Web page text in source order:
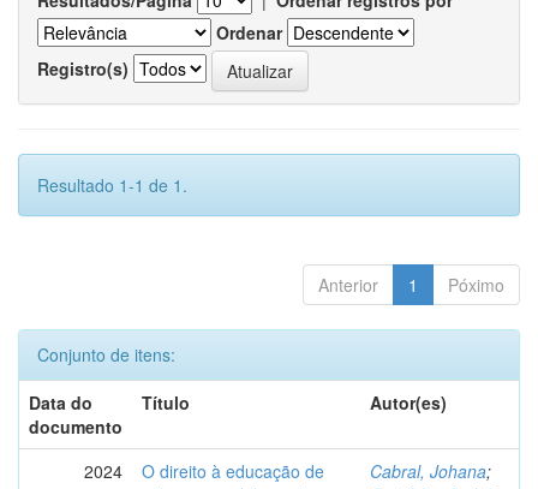
Ordenar
Registro(s)
Resultado 1-1 de 1.
Anterior 1 Póximo
Conjunto de itens:
Data do
documento
Título Autor(es)
2024
O direito à educação de
Cabral, Johana;